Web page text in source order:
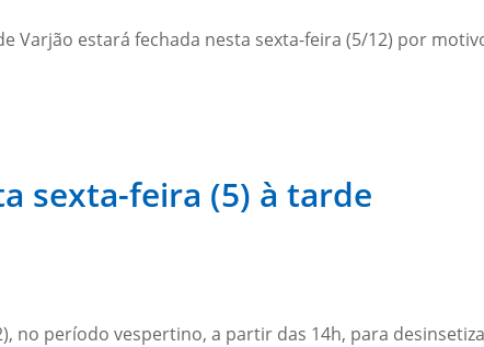
Varjão estará fechada nesta sexta-feira (5/12) por
sexta-feira (5) à tarde
no período vespertino, a partir das 14h, para